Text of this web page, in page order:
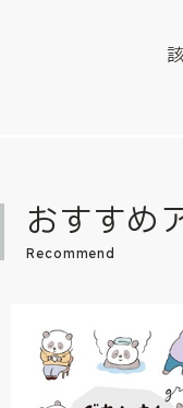
おすすめ
Recommend